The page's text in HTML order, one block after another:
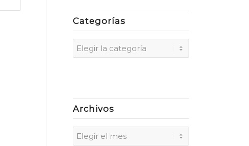
Categorías
Categorías
Archivos